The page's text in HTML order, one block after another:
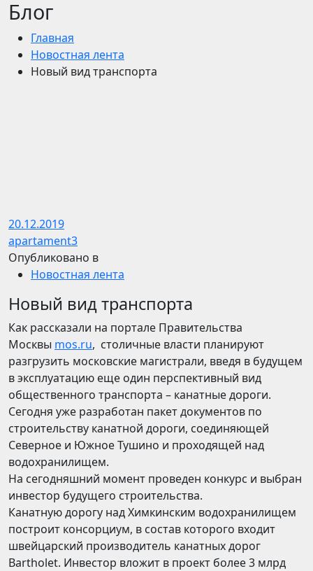
Блог
Главная
Новостная лента
Новый вид транспорта
20.12.2019
apartament3
Опубликовано в
Новостная лента
Новый вид транспорта
Как рассказали на портале Правительства
Москвы mos.ru, столичные власти планируют
разгрузить московские магистрали, введя в будущем
в эксплуатацию еще один перспективный вид
общественного транспорта – канатные дороги.
Сегодня уже разработан пакет документов по
строительству канатной дороги, соединяющей
Северное и Южное Тушино и проходящей над
водохранилищем.
На сегодняшний момент проведен конкурс и выбран
инвестор будущего строительства.
Канатную дорогу над Химкинским водохранилищем
построит консорциум, в состав которого входит
швейцарский производитель канатных дорог
Bartholet. Инвестор вложит в проект более 3 млрд